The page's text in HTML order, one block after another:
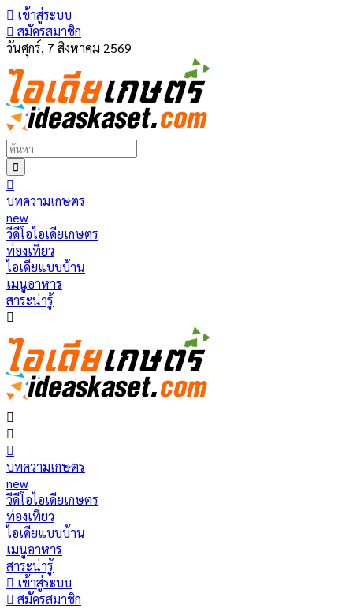
เข้าสู่ระบบ
สมัครสมาชิก
วันศุกร์, 7 สิงหาคม 2569
บทความเกษตร
new
วีดีโอไอเดียเกษตร
ท่องเที่ยว
ไอเดียแบบบ้าน
เมนูอาหาร
สาระน่ารู้
บทความเกษตร
new
วีดีโอไอเดียเกษตร
ท่องเที่ยว
ไอเดียแบบบ้าน
เมนูอาหาร
สาระน่ารู้
เข้าสู่ระบบ
สมัครสมาชิก